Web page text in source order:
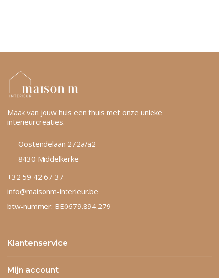
Maak van jouw huis een thuis met onze unieke
interieurcreaties.
Oostendelaan 272a/a2
8430 Middelkerke
+32 59 42 67 37
info@maisonm-interieur.be
btw-nummer: BE0679.894.279
Klantenservice
Mijn account